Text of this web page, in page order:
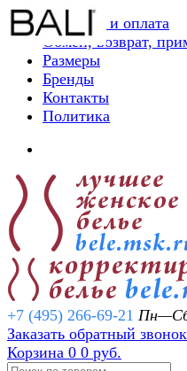
Доставка и оплата
Обмен, возврат,
Размеры
Бренды
Контакты
Политика
+7 (495) 266-69-21
Заказать обратный звонок
Корзина 0 0 руб.